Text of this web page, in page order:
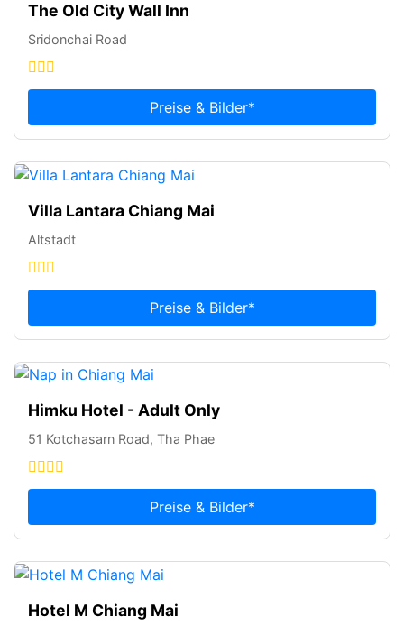
The Old City Wall Inn
Sridonchai Road
Preise & Bilder*
Villa Lantara Chiang Mai
Altstadt
Preise & Bilder*
Himku Hotel - Adult Only
51 Kotchasarn Road, Tha Phae
Preise & Bilder*
Hotel M Chiang Mai